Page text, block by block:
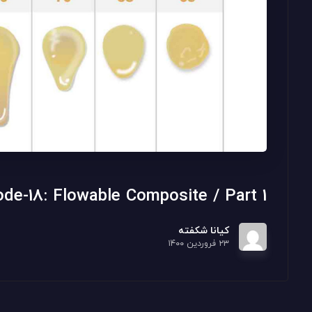
18: Flowable Composite / Part 1
کیانا شکفته
۲۳ فروردین ۱۴۰۰